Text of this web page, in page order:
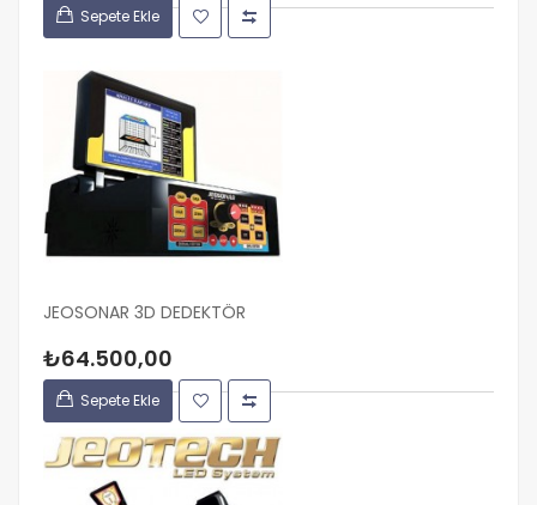
Sepete Ekle
JEOSONAR 3D DEDEKTÖR
₺64.500,00
Sepete Ekle